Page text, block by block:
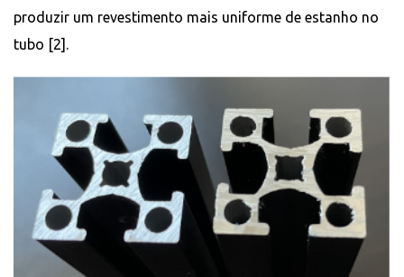
produzir um revestimento mais uniforme de estanho no
tubo [2].